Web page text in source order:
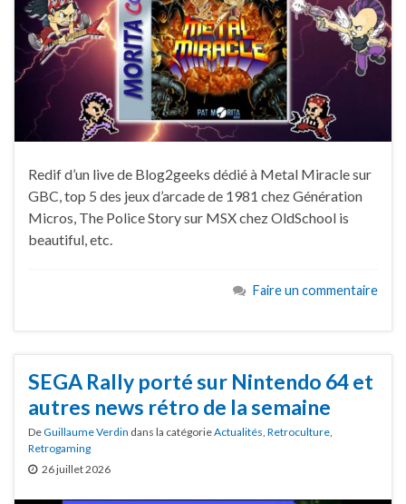
Redif d’un live de Blog2geeks dédié à Metal Miracle sur
GBC, top 5 des jeux d’arcade de 1981 chez Génération
Micros, The Police Story sur MSX chez OldSchool is
beautiful, etc.
Faire un commentaire
SEGA Rally porté sur Nintendo 64 et
autres news rétro de la semaine
DeGuillaume Verdin dans la catégorieActualités, Retroculture,
Retrogaming
26 juillet 2026